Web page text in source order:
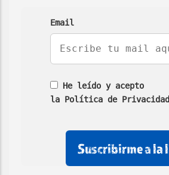
Email
He leído y acepto
la Política de Privacidad
rellenar
campo
rellenar
campo
casilla